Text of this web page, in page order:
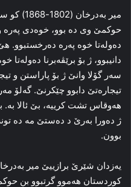
میر
حوکمێ وی ده‌ بوو، خوه‌دی
ده‌وله‌تا خوه‌ په‌ره‌ ده‌رخستبوو.
دانیبوو، ژ بۆ برێڤه‌برنا
سه‌ر گۆلا وانێ ژ بۆ پاراستن و
تیجاره‌تێ دابوو چێکرنێ. گه‌لۆ
هه‌وقاس تشت کرییه‌، بێ ئالا به‌.
ژ ده‌ورا به‌رێ د ده‌ستێ مه‌ ده‌
بوون.
کوردستان هه‌موو گرتبوو بن